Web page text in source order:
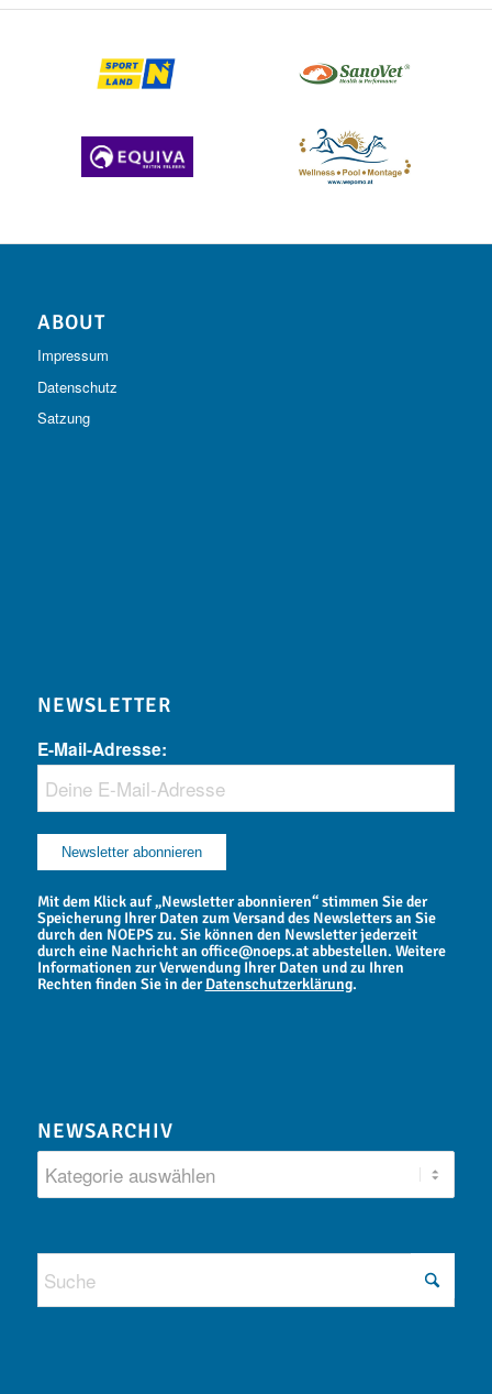
ABOUT
Impressum
Datenschutz
Satzung
NEWSLETTER
E-Mail-Adresse:
Mit dem Klick auf „Newsletter abonnieren“ stimmen Sie der
Speicherung Ihrer Daten zum Versand des Newsletters an Sie
durch den NOEPS zu. Sie können den Newsletter jederzeit
durch eine Nachricht an office@noeps.at abbestellen. Weitere
Informationen zur Verwendung Ihrer Daten und zu Ihren
Rechten finden Sie in derDatenschutzerklärung.
NEWSARCHIV